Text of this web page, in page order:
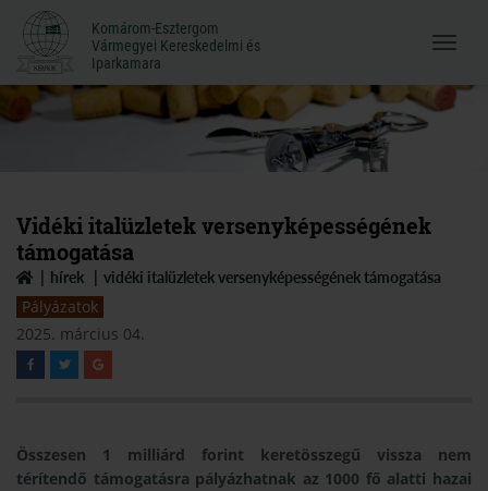
Komárom-Esztergom
Vármegyei Kereskedelmi és
Iparkamara
Komárom-Esztergom
Vármegyei Kereskedelmi és
Iparkamara
Menü
Vidéki italüzletek versenyképességének
támogatása
hírek vidéki italüzletek versenyképességének támogatása
Pályázatok
2025. március 04.
Összesen 1 milliárd forint keretösszegű vissza nem
térítendő támogatásra pályázhatnak az 1000 fő alatti hazai